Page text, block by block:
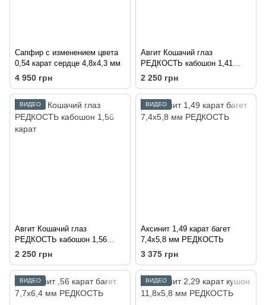
Сапфир с изменением цвета
0,54 карат сердце 4,8х4,3 мм
4 950 грн
Авгит Кошачий глаз
РЕДКОСТЬ кабошон 1,41
карат
2 250 грн
ВИДЕО
Авгит Кошачий глаз
РЕДКОСТЬ кабошон 1,56
карат
2 250 грн
ВИДЕО
Аксинит 1,49 карат багет
7,4х5,8 мм РЕДКОСТЬ
3 375 грн
ВИДЕО ВИДЕО